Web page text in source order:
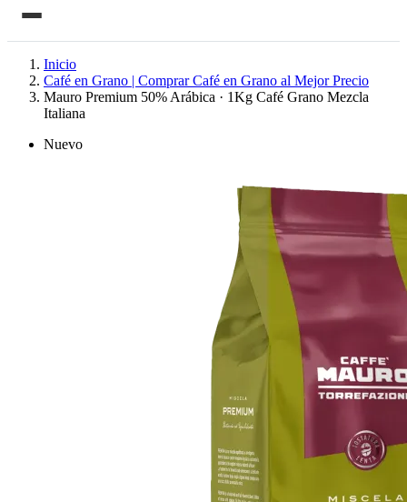
Inicio
Café en Grano | Comprar Café en Grano al Mejor Precio
Mauro Premium 50% Arábica · 1Kg Café Grano Mezcla
Italiana
Nuevo